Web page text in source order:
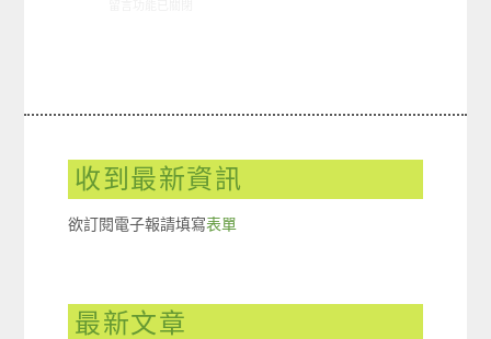
收到最新資訊
欲訂閱電子報請填寫表單
最新文章